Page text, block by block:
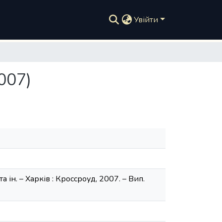
Увійти
ін. – Харків : Кроссроуд, 2007. – Вип.